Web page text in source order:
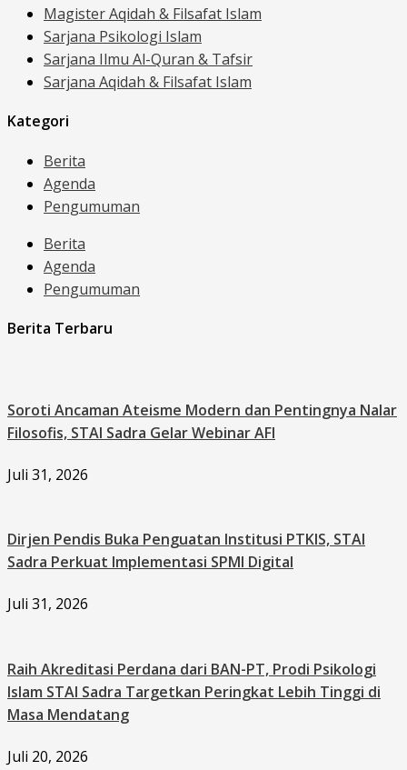
Magister Aqidah & Filsafat Islam
Sarjana Psikologi Islam
Sarjana Ilmu Al-Quran & Tafsir
Sarjana Aqidah & Filsafat Islam
Kategori
Berita
Agenda
Pengumuman
Berita
Agenda
Pengumuman
Berita Terbaru
Soroti Ancaman Ateisme Modern dan Pentingnya Nalar
Filosofis, STAI Sadra Gelar Webinar AFI
Juli 31, 2026
Dirjen Pendis Buka Penguatan Institusi PTKIS, STAI
Sadra Perkuat Implementasi SPMI Digital
Juli 31, 2026
Raih Akreditasi Perdana dari BAN-PT, Prodi Psikologi
Islam STAI Sadra Targetkan Peringkat Lebih Tinggi di
Masa Mendatang
Juli 20, 2026